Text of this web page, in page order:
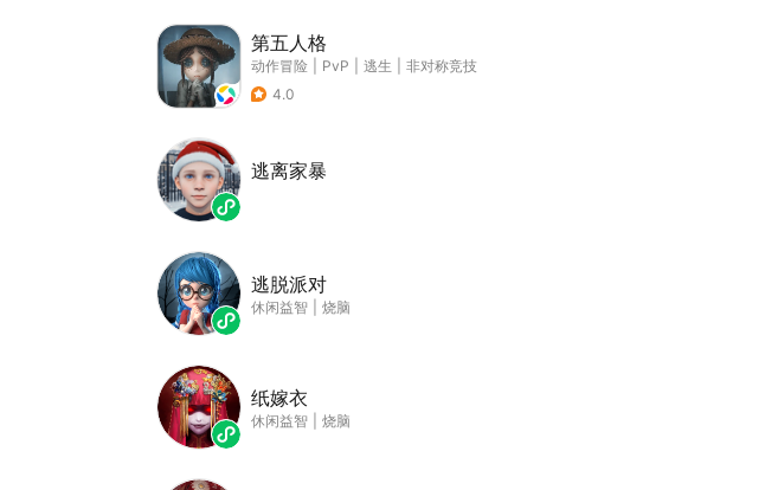
第五人格
动作冒险 PvP 逃生
非对称竞技
4.0
逃离家暴
逃脱派对
休闲益智 烧脑
纸嫁衣
休闲益智 烧脑